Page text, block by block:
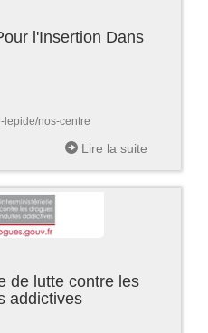
l'Insertion Dans
lepide/nos-centre
Lire la suite
de lutte contre les
addictives